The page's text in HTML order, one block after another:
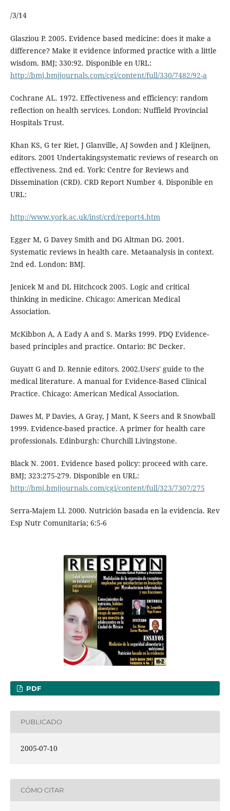
/3/14
Glasziou P. 2005. Evidence based medicine: does it make a
difference? Make it evidence informed practice with a little
wisdom. BMJ; 330:92. Disponible en URL:
http://bmj.bmjjournals.com/cgi/content/full/330/7482/92-a
Cochrane AL. 1972. Effectiveness and efficiency: random
reflection on health services. London: Nuffield Provincial
Hospitals Trust.
Khan KS, G ter Riet, J Glanville, AJ Sowden and J Kleijnen,
editors. 2001 Undertakingsystematic reviews of research on
effectiveness. 2nd ed. York: Centre for Reviews and
Dissemination (CRD). CRD Report Number 4. Disponible en
URL:
http://www.york.ac.uk/inst/crd/report4.htm
Egger M, G Davey Smith and DG Altman DG. 2001.
Systematic reviews in health care. Metaanalysis in context.
2nd ed. London: BMJ.
Jenicek M and DL Hitchcock 2005. Logic and critical
thinking in medicine. Chicago: American Medical
Association.
McKibbon A, A Eady A and S. Marks 1999. PDQ Evidence-
based principles and practice. Ontario: BC Decker.
Guyatt G and D. Rennie editors. 2002.Users' guide to the
medical literature. A manual for Evidence-Based Clinical
Practice. Chicago: American Medical Association.
Dawes M, P Davies, A Gray, J Mant, K Seers and R Snowball
1999. Evidence-based practice. A primer for health care
professionals. Edinburgh: Churchill Livingstone.
Black N. 2001. Evidence based policy: proceed with care.
BMJ; 323:275-279. Disponible en URL:
http://bmj.bmjjournals.com/cgi/content/full/323/7307/275
Serra-Majem Ll. 2000. Nutrición basada en la evidencia. Rev
Esp Nutr Comunitaria; 6:5-6
PDF
PUBLICADO
2005-07-10
CÓMO CITAR